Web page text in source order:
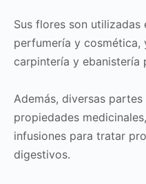
Sus flores son utilizadas
perfumería y cosmética,
carpintería y ebanistería
Además, diversas
propiedades
infusiones para tratar
digestivos.